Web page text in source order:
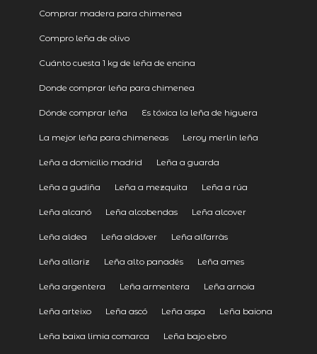
Comprar madera para chimenea
Compro leña de olivo
Cuánto cuesta 1 kg de leña de encina
Donde comprar leña para chimenea
Dónde comprar leña Es tóxica la leña de higuera
La mejor leña para chimeneas Leroy merlin leña
Leña a domicilio madrid Leña a guarda
Leña a gudiña Leña a mezquita Leña a rúa
Leña alcanó Leña alcobendas Leña alcover
Leña aldea Leña aldover Leña alfarràs
Leña allariz Leña alto panadés Leña ames
Leña argentera Leña armentera Leña arnoia
Leña arteixo Leña ascó Leña aspa Leña baiona
Leña baixa limia comarca Leña bajo ebro